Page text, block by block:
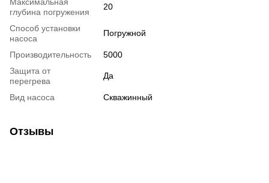
глубина погружения
20
Способ установки
насоса
Погружной
Производительность
5000
Защита от
перегрева
Да
Вид насоса Скважинный
Отзывы